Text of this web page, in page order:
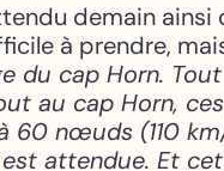
demain
à prendre,
du cap Horn.
au cap Horn,
nœuds (110
attendue. Et